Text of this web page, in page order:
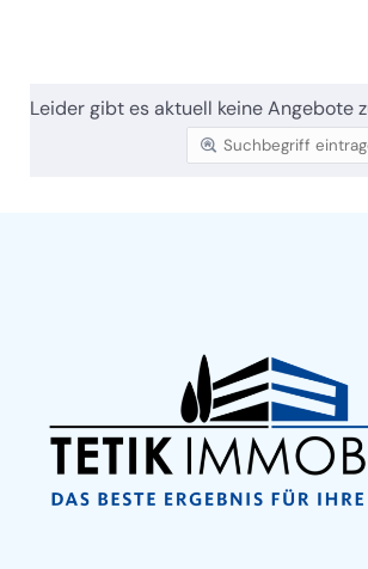
Leider gibt es aktuell keine Angebote